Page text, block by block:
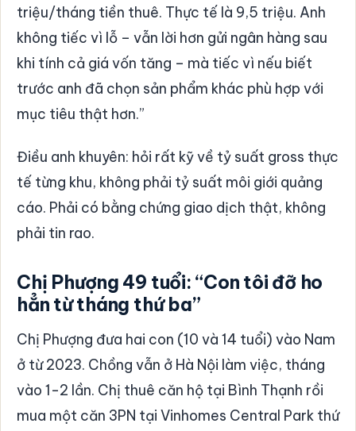
triệu/tháng tiền thuê. Thực tế là 9,5 triệu. Anh
không tiếc vì lỗ – vẫn lời hơn gửi ngân hàng sau
khi tính cả giá vốn tăng – mà tiếc vì nếu biết
trước anh đã chọn sản phẩm khác phù hợp với
mục tiêu thật hơn.”
Điều anh khuyên: hỏi rất kỹ về tỷ suất gross thực
tế từng khu, không phải tỷ suất môi giới quảng
cáo. Phải có bằng chứng giao dịch thật, không
phải tin rao.
Chị Phượng 49 tuổi: “Con tôi đỡ ho
hẳn từ tháng thứ ba”
Chị Phượng đưa hai con (10 và 14 tuổi) vào Nam
ở từ 2023. Chồng vẫn ở Hà Nội làm việc, tháng
vào 1-2 lần. Chị thuê căn hộ tại Bình Thạnh rồi
mua một căn 3PN tại Vinhomes Central Park thứ